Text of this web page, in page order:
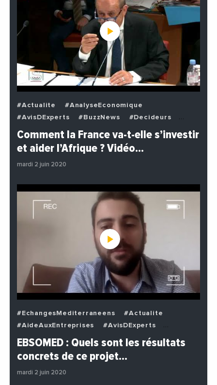
#Actualite
#AnalyseEconomique
#AvisDExperts
#BuzzNews
#Decideurs
#EchangesMediterraneens
#Economie
#Politique
Comment la France va-t-elle s’investir
et aider l’Afrique ? Vidéo…
mardi 2 juin 2020
#EchangesMediterraneens
#Actualite
#AideAuxEntreprises
#AvisDExperts
#BuzzNews
#Decideurs
#Entreprises
#Institutions
EBSOMED : Quels sont les résultats
concrets de ce projet…
mardi 2 juin 2020